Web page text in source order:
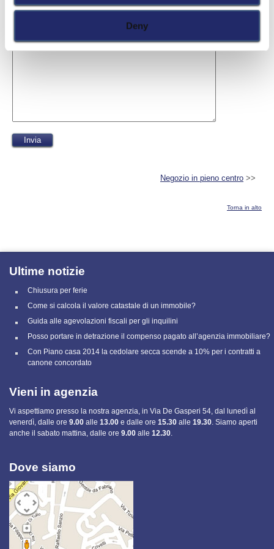
Deny
Negozio in pieno centro >>
Torna in alto
Ultime notizie
Chiusura per ferie
Come si calcola il valore catastale di un immobile?
Guida alle agevolazioni fiscali per gli inquilini
Posso portare in detrazione il compenso pagato all’agenzia immobiliare?
Con Piano casa 2014 la cedolare secca scende a 10% per i contratti a
canone concordato
Vieni in agenzia
Vi aspettiamo presso la nostra agenzia, in Via De Gasperi 54, dal lunedì al
venerdì, dalle ore 9.00 alle 13.00 e dalle ore 15.30 alle 19.30. Siamo aperti
anche il sabato mattina, dalle ore 9.00 alle 12.30.
Dove siamo